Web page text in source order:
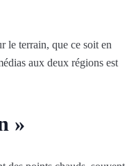
le terrain, que ce soit en
aux deux régions est
»